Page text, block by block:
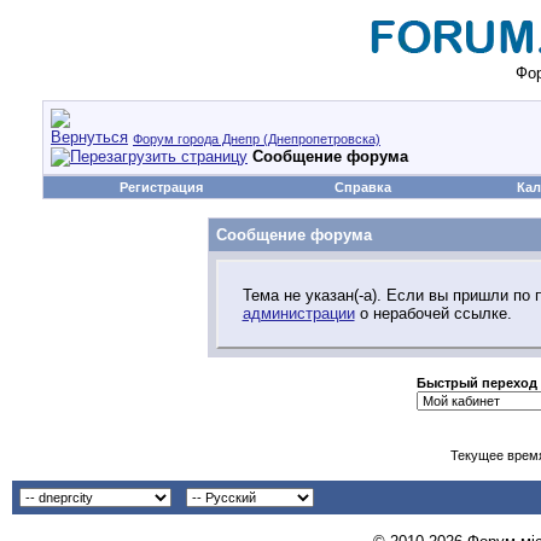
Форум города Днепр (Днепропетровска)
Сообщение форума
Регистрация Справка
Сообщение форума
Тема не указан(-а). Если вы пришли по
администрациио нерабочей ссылке.
Быстрый переход
Текущее